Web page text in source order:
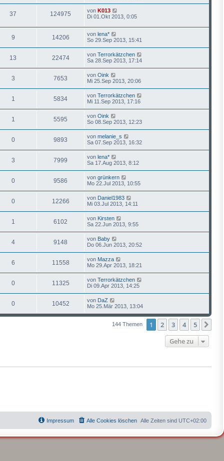
37 124975 von K013
Di 01.Okt 2013, 0:05
9 14206 von lena*
So 29.Sep 2013, 15:41
13 22474 von Terrorkätzchen
Sa 28.Sep 2013, 17:14
3 7653 von Oink
Mi 25.Sep 2013, 20:06
1 5834 von Terrorkätzchen
Mi 11.Sep 2013, 17:16
1 5595 von Oink
So 08.Sep 2013, 12:23
0 9893 von melanie_s
Sa 07.Sep 2013, 16:32
3 7999 von lena*
Sa 17.Aug 2013, 8:12
0 9586 von grünkern
Mo 22.Jul 2013, 10:55
0 12266 von Daniel1983
Mi 03.Jul 2013, 14:11
1 6102 von Kirsten
Sa 22.Jun 2013, 9:55
4 9148 von Baby
Do 06.Jun 2013, 20:52
6 11558 von Mazza
Mo 29.Apr 2013, 18:21
0 11325 von Terrorkätzchen
Di 09.Apr 2013, 14:25
0 10452 von DaZ
Mo 25.Mär 2013, 13:04
144 Themen 1 2 3 4 5
Gehe zu
Alle Zeiten sind UTC+02:00
Alle Cookies löschen
Impressum